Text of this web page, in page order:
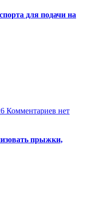
для подачи на
Комментариев нет
прыжки,